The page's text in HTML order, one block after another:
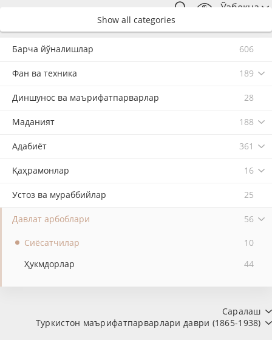
Ўзбекча
Show all categories
Барча йўналишлар 606
Фан ва техника 189
Диншунос ва маърифатпарварлар 28
Маданият 188
Адабиёт 361
Қаҳрамонлар 16
Устоз ва мураббийлар 25
Давлат арбоблари 56
Сиёсатчилар
10
Ҳукмдорлар
44
Саралаш
Туркистон маърифатпарварлари даври (1865-1938)